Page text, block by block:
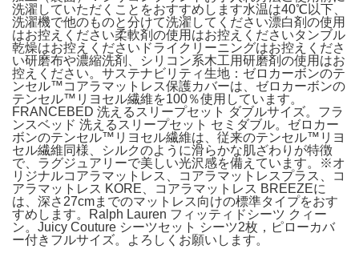
洗濯していただくことをおすすめします水温は40℃以下、
洗濯機で他のものと分けて洗濯してください漂白剤の使用
はお控えください柔軟剤の使用はお控えくださいタンブル
乾燥はお控えくださいドライクリーニングはお控えくださ
い研磨布や濃縮洗剤、シリコン系木工用研磨剤の使用はお
控えください。サステナビリティ生地：ゼロカーボンのテ
ンセル™コアラマットレス保護カバーは、ゼロカーボンの
テンセル™リヨセル繊維を100％使用しています。
FRANCEBED 洗えるスリープセット ダブルサイズ。フラ
ンスベッド 洗えるスリープセット セミダブル。ゼロカー
ボンのテンセル™リヨセル繊維は、従来のテンセル™リヨ
セル繊維同様、シルクのように滑らかな肌ざわりが特徴
で、ラグジュアリーで美しい光沢感を備えています。※オ
リジナルコアラマットレス、コアラマットレスプラス、コ
アラマットレス KORE、コアラマットレス BREEZEに
は、深さ27cmまでのマットレス向けの標準タイプをおす
すめします。Ralph Lauren フィッティドシーツ クィー
ン。Juicy Couture シーツセット シーツ2枚，ピローカバ
ー付きフルサイズ。よろしくお願いします。